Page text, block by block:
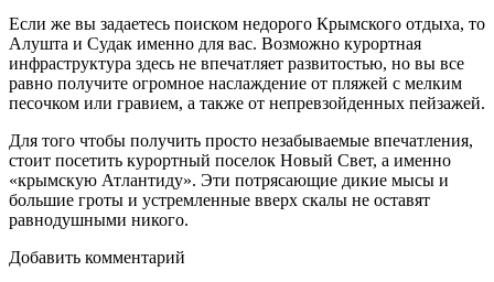
Если же вы задаетесь поиском недорого Крымского отдыха, то
Алушта и Судак именно для вас. Возможно курортная
инфраструктура здесь не впечатляет развитостью, но вы все
равно получите огромное наслаждение от пляжей с мелким
песочком или гравием, а также от непревзойденных пейзажей.
Для того чтобы получить просто незабываемые впечатления,
стоит посетить курортный поселок Новый Свет, а именно
«крымскую Атлантиду». Эти потрясающие дикие мысы и
большие гроты и устремленные вверх скалы не оставят
равнодушными никого.
Добавить комментарий